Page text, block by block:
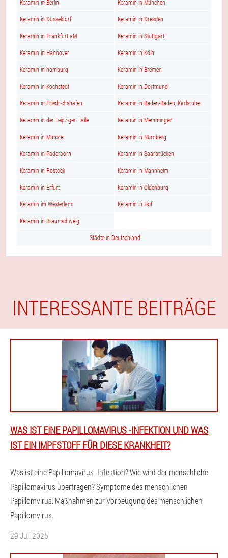
Keramin in Berlin Keramin in München
Keramin in Düsseldorf Keramin in Dresden
Keramin in Frankfurt aM Keramin in Stuttgart
Keramin in Hannover Keramin in Köln
Keramin in hamburg Keramin in Bremen
Keramin in Kochstedt Keramin in Dortmund
Keramin in Friedrichshafen Keramin in Baden-Baden, Karlsruhe
Keramin in der Leipziger Halle Keramin in Memmingen
Keramin in Münster Keramin in Nürnberg
Keramin in Paderborn Keramin in Saarbrücken
Keramin in Rostock Keramin in Mannheim
Keramin in Erfurt Keramin in Oldenburg
Keramin im Westerland Keramin in Hof
Keramin in Braunschweig
Städte in Deutschland
INTERESSANTE BEITRÄGE
WAS IST EINE PAPILLOMAVIRUS -INFEKTION UND WAS
IST EIN IMPFSTOFF FÜR DIESE KRANKHEIT?
Was ist eine Papillomavirus -Infektion? Wie wird der menschliche
Papillomavirus übertragen? Symptome des menschlichen
Papillomvirus. Maßnahmen zur Vorbeugung des menschlichen
Papillomvirus.
29 Juli 2025